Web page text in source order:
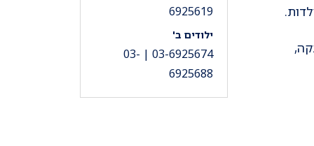
6925619
ילודים ב'
03-6925674 | 03-
6925688